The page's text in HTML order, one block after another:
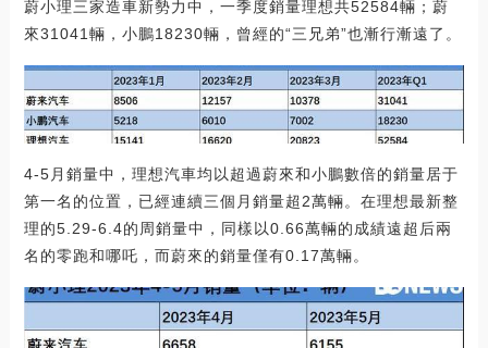
蔚小理三家造車新勢力中，一季度銷量理想共52584輛；蔚
來31041輛，小鵬18230輛，曾經的“三兄弟”也漸行漸遠了。
4-5月銷量中，理想汽車均以超過蔚來和小鵬數倍的銷量居于
第一名的位置，已經連續三個月銷量超2萬輛。在理想最新整
理的5.29-6.4的周銷量中，同樣以0.66萬輛的成績遠超后兩
名的零跑和哪吒，而蔚來的銷量僅有0.17萬輛。